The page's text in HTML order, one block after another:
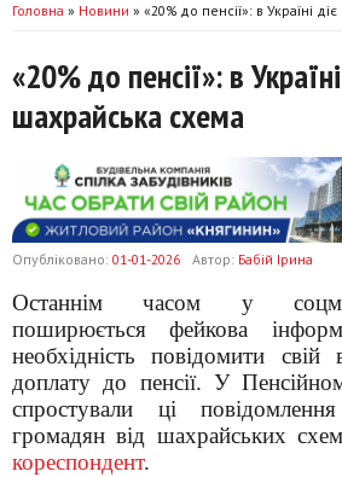
Головна » Новини » «20% до пенсії»: в Україні
«20% до пенсії»: в
шахрайська схема
Опубліковано: 01-01-2026 Автор: Бабій Ірина
Останнім часом у
поширюється фейкова
необхідність повідомити
доплату до пенсії. У
спростували ці
громадян від шахрайських
кореспондент.